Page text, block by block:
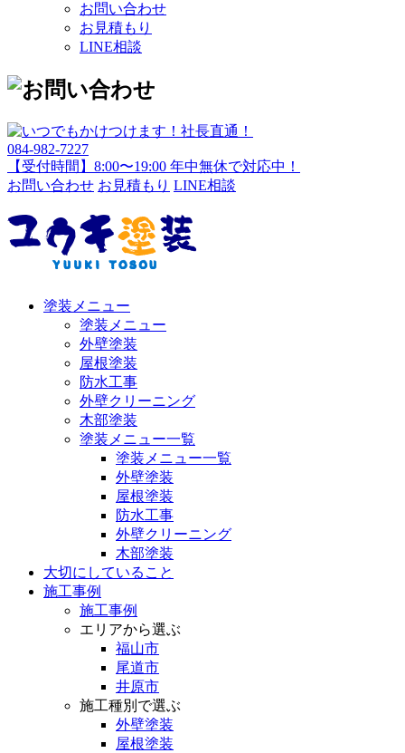
お問い合わせ
お見積もり
LINE相談
084-982-7227
【受付時間】8:00〜19:00 年中無休で対応中！
お問い合わせ お見積もり LINE相談
塗装メニュー
塗装メニュー
外壁塗装
屋根塗装
防水工事
外壁クリーニング
木部塗装
塗装メニュー一覧
塗装メニュー一覧
外壁塗装
屋根塗装
防水工事
外壁クリーニング
木部塗装
大切にしていること
施工事例
施工事例
エリアから選ぶ
福山市
尾道市
井原市
施工種別で選ぶ
外壁塗装
屋根塗装